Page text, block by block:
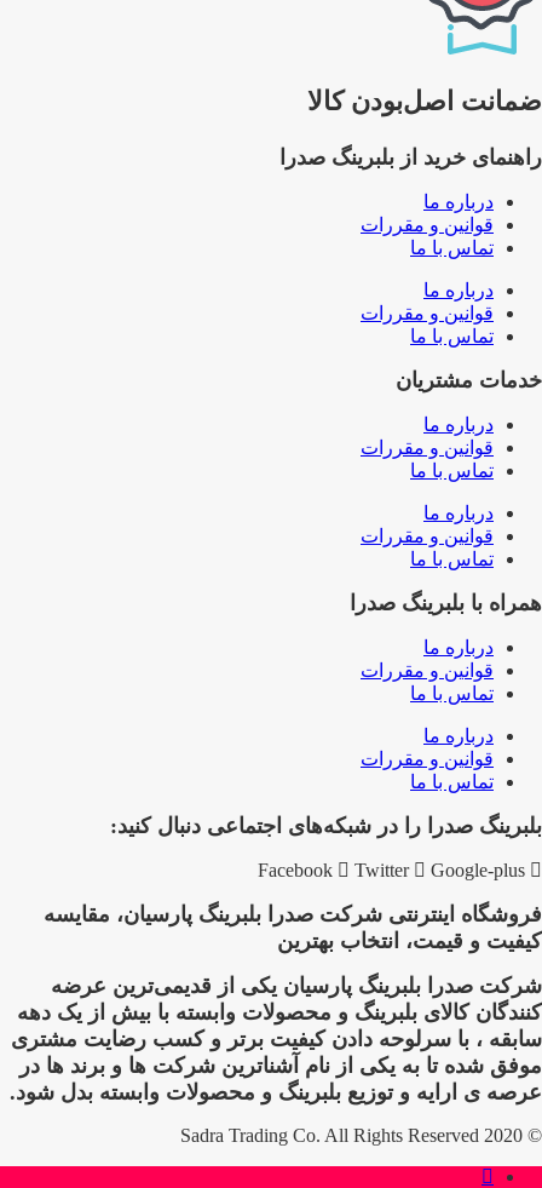
ضمانت اصل‌بودن کالا
راهنمای خرید از بلبرینگ صدرا
درباره ما
قوانین و مقررات
تماس با ما
درباره ما
قوانین و مقررات
تماس با ما
خدمات مشتریان
درباره ما
قوانین و مقررات
تماس با ما
درباره ما
قوانین و مقررات
تماس با ما
همراه با بلبرینگ صدرا
درباره ما
قوانین و مقررات
تماس با ما
درباره ما
قوانین و مقررات
تماس با ما
بلبرینگ صدرا را در شبکه‌های اجتماعی دنبال کنید:
Facebook Twitter Google-plus
فروشگاه اینترنتی شرکت صدرا بلبرینگ پارسیان، مقایسه
کیفیت و قیمت، انتخاب بهترین
شرکت صدرا بلبرینگ پارسیان یکی از قدیمی‌ترین عرضه
کنندگان کالای بلبرینگ و محصولات وابسته با بیش از یک دهه
سابقه ، با سرلوحه دادن کیفیت برتر و کسب رضایت مشتری
موفق شده تا به یکی از نام آشناترین شرکت ها و برند ها در
عرصه ی ارایه و توزیع بلبرینگ و محصولات وابسته بدل شود.
© 2020 Sadra Trading Co. All Rights Reserved